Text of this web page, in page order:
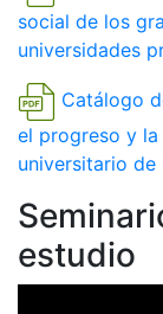
social de los
universidades
Catálogo
el progreso y la
universitario de
estudio